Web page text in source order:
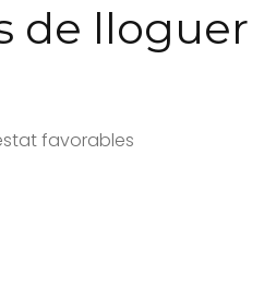
de lloguer
favorables